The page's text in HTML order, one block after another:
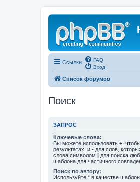
Ссылки
FAQ
Вход
Список форумов
Поиск
ЗАПРОС
Ключевые слова:
Вы можете использовать + ,
результатах, и - для слов,
слова символом | для поиска
шаблона для частичного
Поиск по автору:
Используйте * в качестве